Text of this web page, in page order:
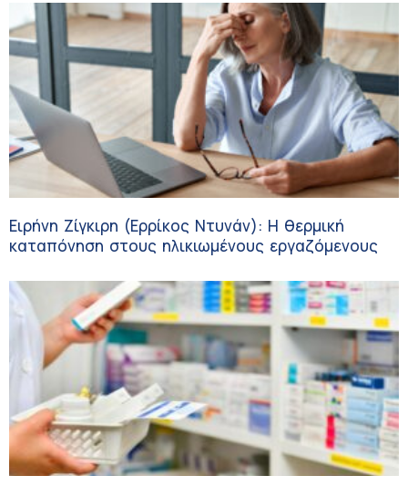
Ειρήνη Ζίγκιρη (Ερρίκος Ντυνάν): H θερμική
καταπόνηση στους ηλικιωμένους εργαζόμενους